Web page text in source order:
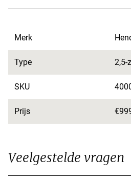
Merk
Type 2,5-
SKU
Prijs
Veelgestelde vragen